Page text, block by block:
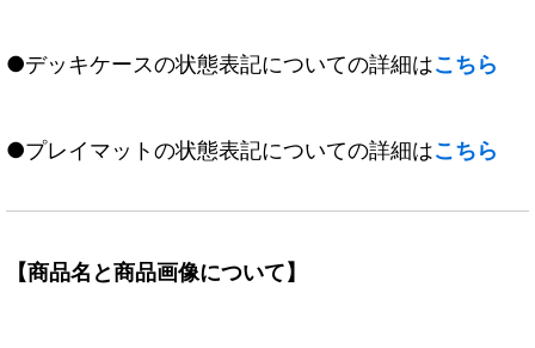
●デッキケースの状態表記についての詳細はこちら
●プレイマットの状態表記についての詳細はこちら
【商品名と商品画像について】